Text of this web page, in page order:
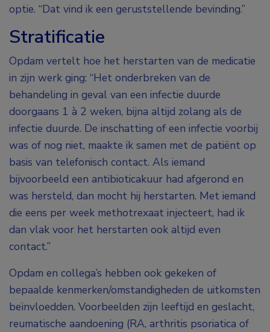
optie. “Dat vind ik een geruststellende bevinding.”
Stratificatie
Opdam vertelt hoe het herstarten van de medicatie
in zijn werk ging: “Het onderbreken van de
behandeling in geval van een infectie duurde
doorgaans 1 à 2 weken, bijna altijd zolang als de
infectie duurde. De inschatting of een infectie voorbij
was of nog niet, maakte ik samen met de patiënt op
basis van telefonisch contact. Als iemand
bijvoorbeeld een antibioticakuur had afgerond en
was hersteld, dan mocht hij herstarten. Met iemand
die eens per week methotrexaat injecteert, had ik
dan vlak voor het herstarten ook altijd even
contact.”
Opdam en collega’s hebben ook gekeken of
bepaalde kenmerken/omstandigheden de uitkomsten
beïnvloedden. Voorbeelden zijn leeftijd en geslacht,
reumatische aandoening (RA, arthritis psoriatica of